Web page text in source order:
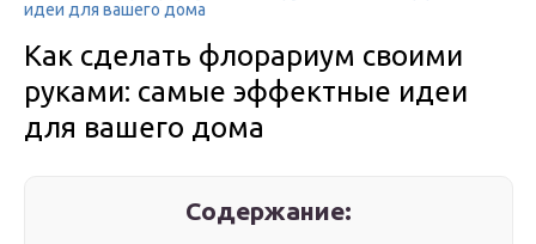
идеи для вашего дома
Как сделать флорариум своими
руками: самые эффектные идеи
для вашего дома
Содержание: